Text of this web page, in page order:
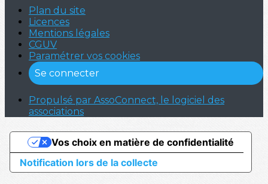
Plan du site
Licences
Mentions légales
CGUV
Paramétrer vos cookies
Se connecter
Propulsé par AssoConnect, le logiciel des
associations
Notification lors de la collecte
Vos choix en matière de confidentialité